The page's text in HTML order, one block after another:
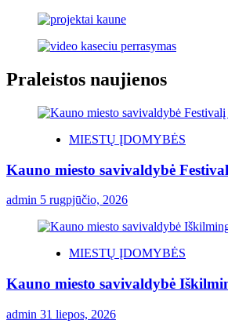
Praleistos naujienos
MIESTŲ ĮDOMYBĖS
Kauno miesto savivaldybė
admin 5 rugpjūčio, 2026
MIESTŲ ĮDOMYBĖS
Kauno miesto savivaldybė
admin 31 liepos, 2026